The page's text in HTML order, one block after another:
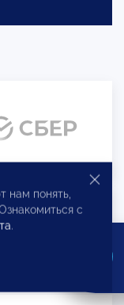
нам понять,
с
.